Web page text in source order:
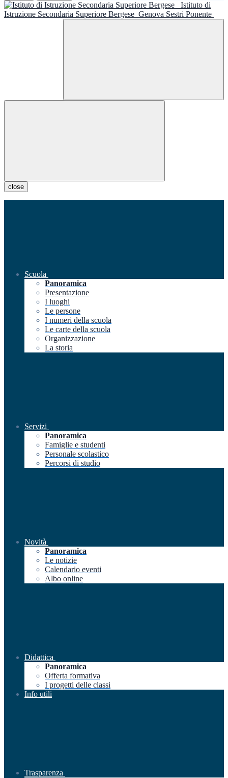
Istituto di
Istruzione Secondaria Superiore Bergese Genova Sestri Ponente
close
Scuola
Panoramica
Presentazione
I luoghi
Le persone
I numeri della scuola
Le carte della scuola
Organizzazione
La storia
Servizi
Panoramica
Famiglie e studenti
Personale scolastico
Percorsi di studio
Novità
Panoramica
Le notizie
Calendario eventi
Albo online
Didattica
Panoramica
Offerta formativa
I progetti delle classi
Info utili
Trasparenza